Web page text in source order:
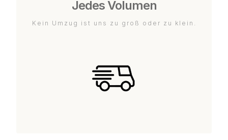
Jedes Volumen
Kein Umzug ist uns zu groß oder zu klein.